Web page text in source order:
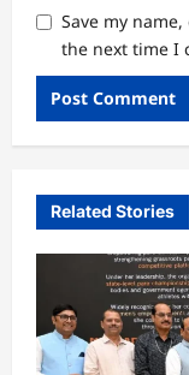
Save my
the next time I
Related Stories